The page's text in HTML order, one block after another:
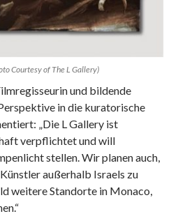
Courtesy of The L Gallery)
und bildende
in die kuratorische
„Die L Gallery ist
verpflichtet und will
stellen. Wir planen auch,
außerhalb Israels zu
weitere Standorte in Monaco,